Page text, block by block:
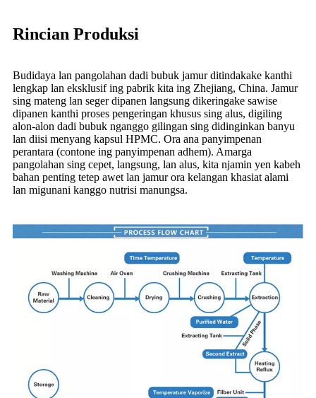
Rincian Produksi
Budidaya lan pangolahan dadi bubuk jamur ditindakake kanthi
lengkap lan eksklusif ing pabrik kita ing Zhejiang, China. Jamur
sing mateng lan seger dipanen langsung dikeringake sawise
dipanen kanthi proses pengeringan khusus sing alus, digiling
alon-alon dadi bubuk nganggo gilingan sing didinginkan banyu
lan diisi menyang kapsul HPMC. Ora ana panyimpenan
perantara (contone ing panyimpenan adhem). Amarga
pangolahan sing cepet, langsung, lan alus, kita njamin yen kabeh
bahan penting tetep awet lan jamur ora kelangan khasiat alami
lan migunani kanggo nutrisi manungsa.